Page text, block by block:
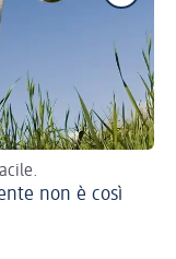
non è così